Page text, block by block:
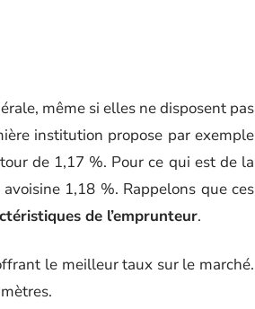
même si elles ne disposent pas
institution propose par exemple
de 1,17 %. Pour ce qui est de la
1,18 %. Rappelons que ces
de l’emprunteur.
le meilleur taux sur le marché.